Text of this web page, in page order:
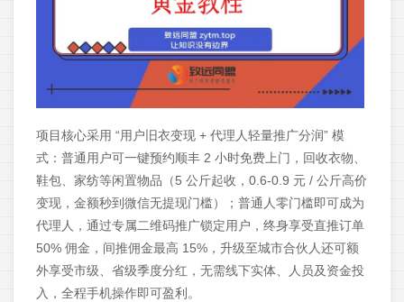
项目核心采用 “用户旧衣变现 + 代理人轻量推广分润” 模
式：普通用户可一键预约顺丰 2 小时免费上门，回收衣物、
鞋包、家纺等闲置物品（5 公斤起收，0.6-0.9 元 / 公斤高价
变现，金额秒到微信无提现门槛）；普通人零门槛即可成为
代理人，通过专属二维码推广锁定用户，终身享受直推订单
50% 佣金，间推佣金最高 15%，升级至城市合伙人还可额
外享受市级、省级季度分红，无需线下实体、人员及资金投
入，全程手机操作即可盈利。